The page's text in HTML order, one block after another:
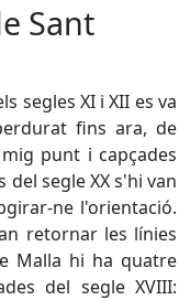
Sant
segles XI i XII es va
fins ara, de
punt i capçades
segle XX s'hi van
ne l'orientació.
retornar les línies
Malla hi ha quatre
del segle XVIII: